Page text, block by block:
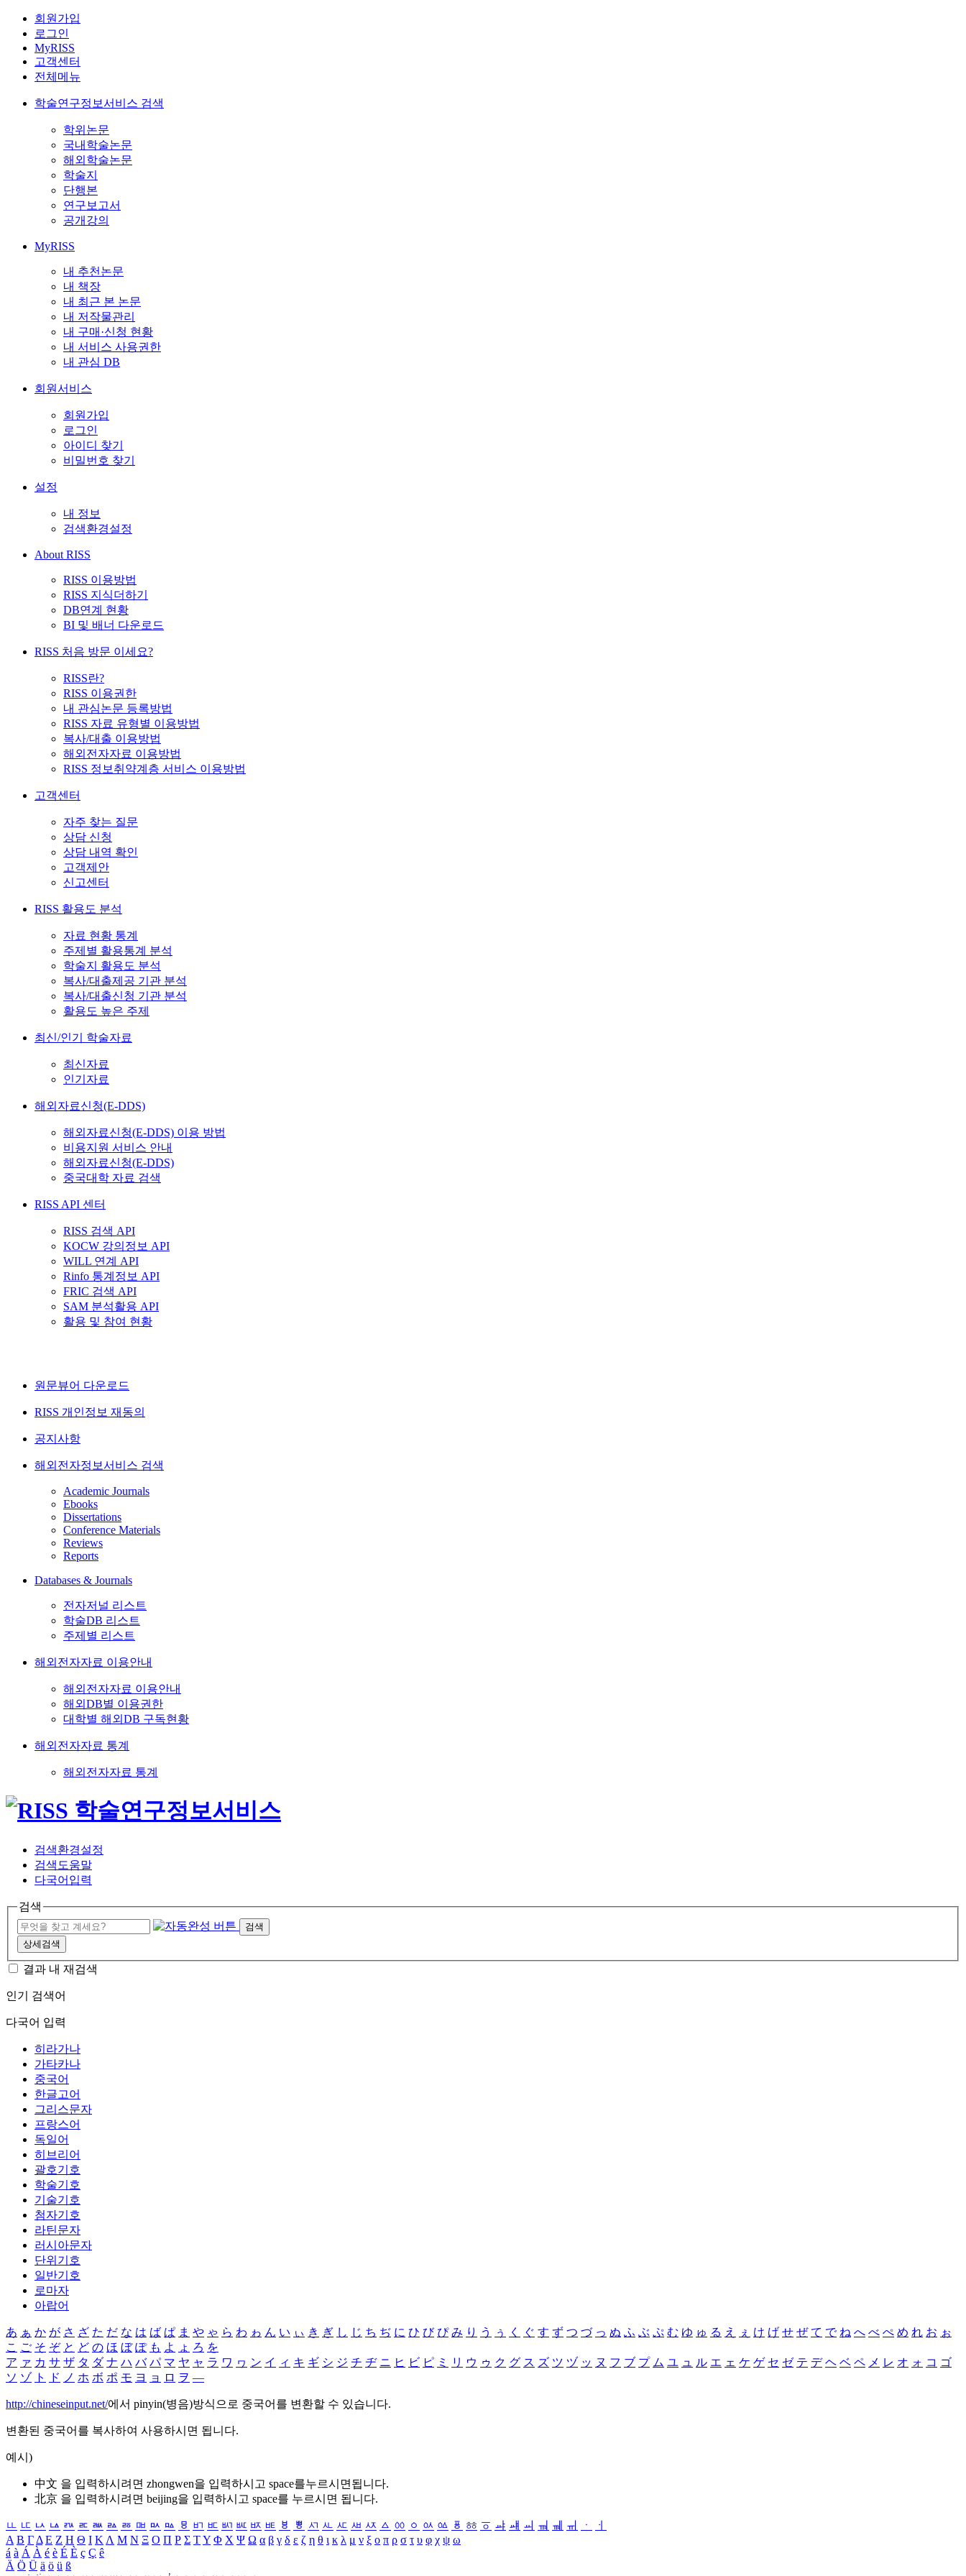
회원가입
로그인
MyRISS
고객센터
전체메뉴
학술연구정보서비스 검색
학위논문
국내학술논문
해외학술논문
학술지
단행본
연구보고서
공개강의
MyRISS
내 추천논문
내 책장
내 최근 본 논문
내 저작물관리
내 구매·신청 현황
내 서비스 사용권한
내 관심 DB
회원서비스
회원가입
로그인
아이디 찾기
비밀번호 찾기
설정
내 정보
검색환경설정
About RISS
RISS 이용방법
RISS 지식더하기
DB연계 현황
BI 및 배너 다운로드
RISS 처음 방문 이세요?
RISS란?
RISS 이용권한
내 관심논문 등록방법
RISS 자료 유형별 이용방법
복사/대출 이용방법
해외전자자료 이용방법
RISS 정보취약계층 서비스 이용방법
고객센터
자주 찾는 질문
상담 신청
상담 내역 확인
고객제안
신고센터
RISS 활용도 분석
자료 현황 통계
주제별 활용통계 분석
학술지 활용도 분석
복사/대출제공 기관 분석
복사/대출신청 기관 분석
활용도 높은 주제
최신/인기 학술자료
최신자료
인기자료
해외자료신청(E-DDS)
해외자료신청(E-DDS) 이용 방법
비용지원 서비스 안내
해외자료신청(E-DDS)
중국대학 자료 검색
RISS API 센터
RISS 검색 API
KOCW 강의정보 API
WILL 연계 API
Rinfo 통계정보 API
FRIC 검색 API
SAM 분석활용 API
활용 및 참여 현황
원문뷰어 다운로드
RISS 개인정보 재동의
공지사항
해외전자정보서비스 검색
Academic Journals
Ebooks
Dissertations
Conference Materials
Reviews
Reports
Databases & Journals
전자저널 리스트
학술DB 리스트
주제별 리스트
해외전자자료 이용안내
해외전자자료 이용안내
해외DB별 이용권한
대학별 해외DB 구독현황
해외전자자료 통계
해외전자자료 통계
검색환경설정
검색도움말
다국어입력
검색
검색
상세검색
결과 내 재검색
인기 검색어
다국어 입력
히라가나
가타카나
중국어
한글고어
그리스문자
프랑스어
독일어
히브리어
괄호기호
학술기호
기술기호
첨자기호
라틴문자
러시아문자
단위기호
일반기호
로마자
아랍어
あ ぁ か が さ ざ た だ な は ば ぱ ま や ゃ ら わ ゎ ん い ぃ き ぎ し じ ち ぢ に ひ び ぴ み り う ぅ く ぐ す ず つ づ っ ぬ ふ ぶ ぷ む ゆ ゅ る え ぇ け げ せ ぜ て で ね へ べ ぺ め れ お ぉ
こ ご そ ぞ と ど の ほ ぼ ぽ も よ ょ ろ を
ア ァ カ サ ザ タ ダ ナ ハ バ パ マ ヤ ャ ラ ワ ヮ ン イ ィ キ ギ シ ジ チ ヂ ニ ヒ ビ ピ ミ リ ウ ゥ ク グ ス ズ ツ ヅ ッ ヌ フ ブ プ ム ユ ュ ル エ ェ ケ ゲ セ ゼ テ デ ヘ ベ ペ メ レ オ ォ コ ゴ
ソ ゾ ト ド ノ ホ ボ ポ モ ヨ ョ ロ ヲ ―
http://chineseinput.net/에서 pinyin(병음)방식으로 중국어를 변환할 수 있습니다.
변환된 중국어를 복사하여 사용하시면 됩니다.
예시)
中文 을 입력하시려면 zhongwen을 입력하시고 space를누르시면됩니다.
北京 을 입력하시려면 beijing을 입력하시고 space를 누르시면 됩니다.
ㅥ ㅦ ㅧ ㅨ ㅩ ㅪ ㅫ ㅬ ㅭ ㅮ ㅯ ㅰ ㅱ ㅲ ㅳ ㅴ ㅵ ㅶ ㅷ ㅸ ㅹ ㅺ ㅻ ㅼ ㅽ ㅾ ㅿ ㆀ ㆁ ㆂ ㆃ ㆄ ㆅ ㆆ ㆇ ㆈ ㆉ ㆊ ㆋ ㆌ ㆍ
ㆎ
Α Β ΓΔ Ε Ζ Η Θ Ι ΚΛ Μ Ν Ξ Ο Π Ρ Σ ΤΥ Φ Χ Ψ Ω α β γ δ ε ζ η θ ι κ λ μ ν ξ ο π ρ σ τ υ φ χ ψ ω
á à Á À é è É È ç Ç ê
Ä Ö Ü ä ö ü ß